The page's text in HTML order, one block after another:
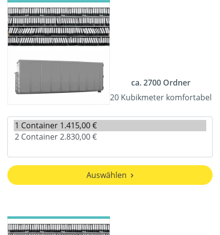
ca. 2700 Ordner
20 Kubikmeter komfortabel
Auswählen